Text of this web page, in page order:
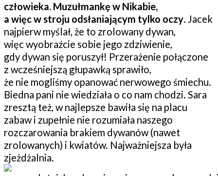
człowieka. Muzułmankę w Nikabie,
a więc w stroju odsłaniającym tylko oczy. Jacek
najpierw myślał, że to zrolowany dywan,
więc wyobraźcie sobie jego zdziwienie,
gdy dywan się poruszył! Przerażenie połączone
z wcześniejszą głupawką sprawiło,
że nie mogliśmy opanować nerwowego śmiechu.
Biedna pani nie wiedziała o co nam chodzi. Sara
zresztą też, w najlepsze bawiła się na placu
zabaw i zupełnie nie rozumiała naszego
rozczarowania brakiem dywanów (nawet
zrolowanych) i kwiatów. Najważniejsza była
zjeżdżalnia.